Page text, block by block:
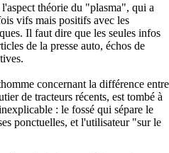
théorie du "plasma", qui a
vifs mais positifs avec les
Il faut dire que les seules infos
de la presse auto, échos de
concernant la différence entre
de tracteurs récents, est tombé à
: le fossé qui sépare le
ponctuelles, et l'utilisateur "sur le